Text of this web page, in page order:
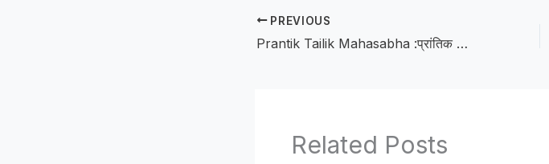
PREVIOUS
Prantik Tailik Mahasabha :प्रांतिक तैलिक महासभा सामाजिक बांधिलकी जपणारी संघटना : माजी खासदार रामदास तडस
Related Posts